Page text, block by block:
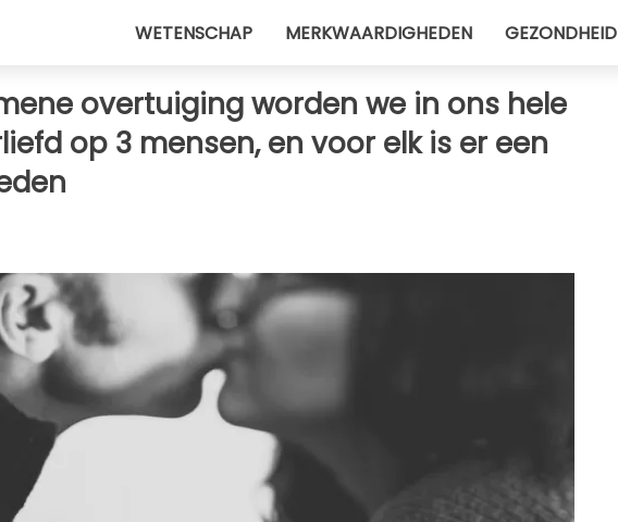
WETENSCHAP MERKWAARDIGHEDEN GEZONDHEID
overtuiging worden we in ons hele
op 3 mensen, en voor elk is er een